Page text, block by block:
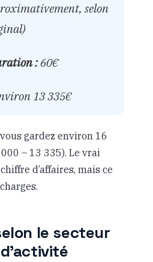
selon
:60€
13 335€
gardez environ 16
– 13 335). Le vrai
d’affaires, mais ce
le secteur